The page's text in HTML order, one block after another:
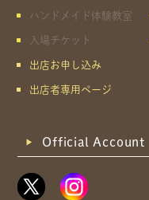
ハンドメイド体験教室
入場チケット
出店お申し込み
出店者専用ページ
Official Account